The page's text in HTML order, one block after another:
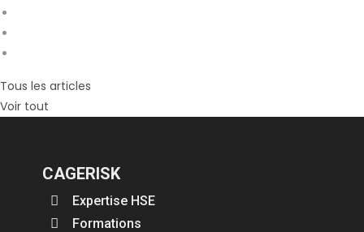
Tous les articles
Voir tout
CAGERISK
Expertise HSE
Formations